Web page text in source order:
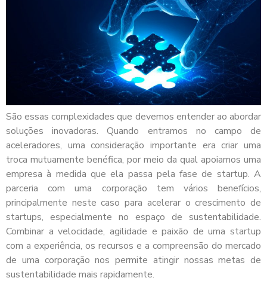
São essas complexidades que devemos entender ao abordar
soluções inovadoras. Quando entramos no campo de
aceleradores, uma consideração importante era criar uma
troca mutuamente benéfica, por meio da qual apoiamos uma
empresa à medida que ela passa pela fase de startup. A
parceria com uma corporação tem vários benefícios,
principalmente neste caso para acelerar o crescimento de
startups, especialmente no espaço de sustentabilidade.
Combinar a velocidade, agilidade e paixão de uma startup
com a experiência, os recursos e a compreensão do mercado
de uma corporação nos permite atingir nossas metas de
sustentabilidade mais rapidamente.